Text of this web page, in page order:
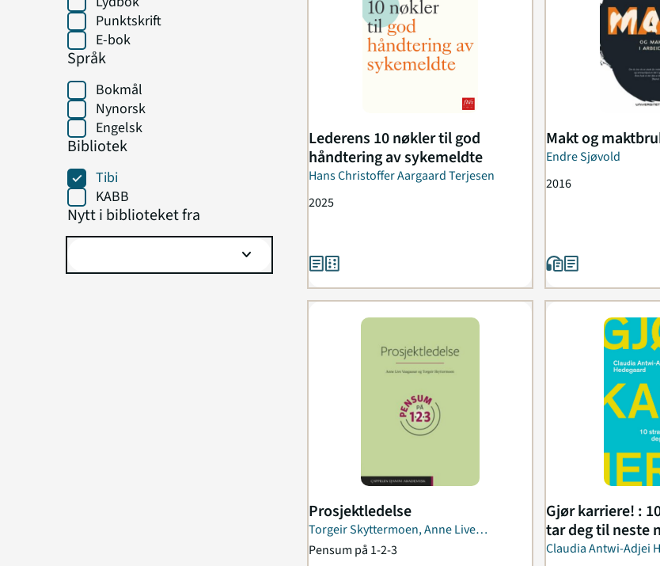
Punktskrift
E-bok
Språk
Bokmål
Nynorsk
Engelsk
Bibliotek
Tibi
KABB
Nytt i biblioteket fra
expand_more
Lederens 10 nøkler til god
håndtering av sykemeldte
Hans Christoffer Aargaard Terjesen
2025
Makt og
Endre Sjøvold
2016
Prosjektledelse
Torgeir Skyttermoen, Anne Live
Vaagaasar
Pensum på 1-2-3
Gjør karriere! :
tar deg til neste
Claudia Antwi-Adjei